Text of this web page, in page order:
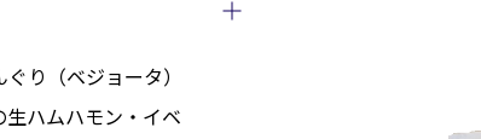
り（ベジョータ）
ハムハモン・イベ